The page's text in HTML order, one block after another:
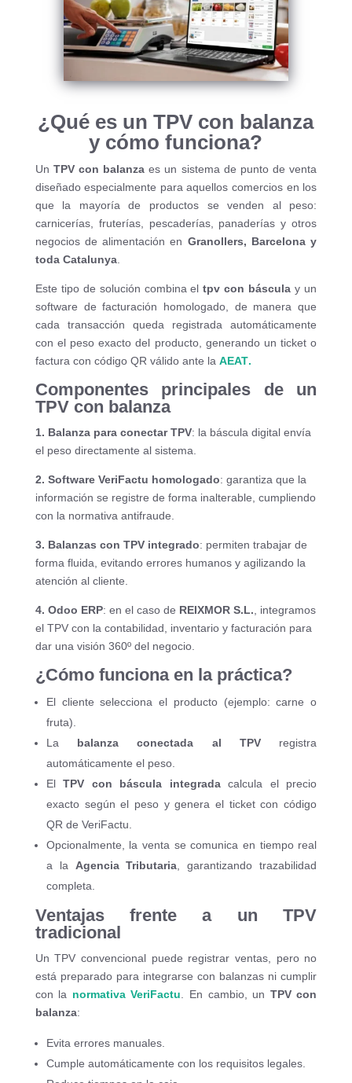
¿Qué es un TPV con balanza
y cómo funciona?
Un TPV con balanza es un sistema de punto de venta
diseñado especialmente para aquellos comercios en los
que la mayoría de productos se venden al peso:
carnicerías, fruterías, pescaderías, panaderías y otros
negocios de alimentación en Granollers, Barcelona y
toda Catalunya.
Este tipo de solución combina eltpv con báscula y un
software de facturación homologado, de manera que
cada transacción queda registrada automáticamente
con el peso exacto del producto, generando un ticket o
factura con código QR válido ante la AEAT.
Componentes principales de un
TPV con balanza
1. Balanza para conectar TPV: la báscula digital envía
el peso directamente al sistema.
2. Software VeriFactu homologado: garantiza que la
información se registre de forma inalterable, cumpliendo
con la normativa antifraude.
3. Balanzas con TPV integrado: permiten trabajar de
forma fluida, evitando errores humanos y agilizando la
atención al cliente.
4. Odoo ERP: en el caso de REIXMOR S.L. , integramos
el TPV con la contabilidad, inventario y facturación para
dar una visión 360º del negocio.
¿Cómo funciona en la práctica?
El cliente selecciona el producto (ejemplo: carne o
fruta).
La balanza conectada al TPVregistra
automáticamente el peso.
ElTPV con báscula integradacalcula el precio
exacto según el peso y genera el ticket con código
QR de VeriFactu.
Opcionalmente, la venta se comunica en tiempo real
a la Agencia Tributaria , garantizando trazabilidad
completa.
Ventajas frente a un TPV
tradicional
Un TPV convencional puede registrar ventas, pero no
está preparado para integrarse con balanzas ni cumplir
con la normativaVeriFactu . En cambio, un TPV con
balanza:
Evita errores manuales.
Cumple automáticamente con los requisitos legales.